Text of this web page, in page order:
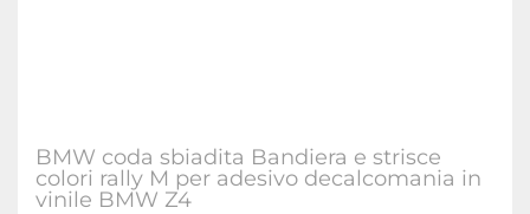
BMW coda sbiadita Bandiera e strisce
colori rally M per adesivo decalcomania in
vinile BMW Z4